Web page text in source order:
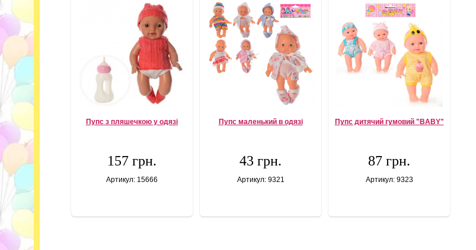
Пупс з пляшечкою у одязі
157 грн.
Артикул: 15666
Пупс маленький в одязі
43 грн.
Артикул: 9321
Пупс дитячий гумовий "BABY"
87 грн.
Артикул: 9323